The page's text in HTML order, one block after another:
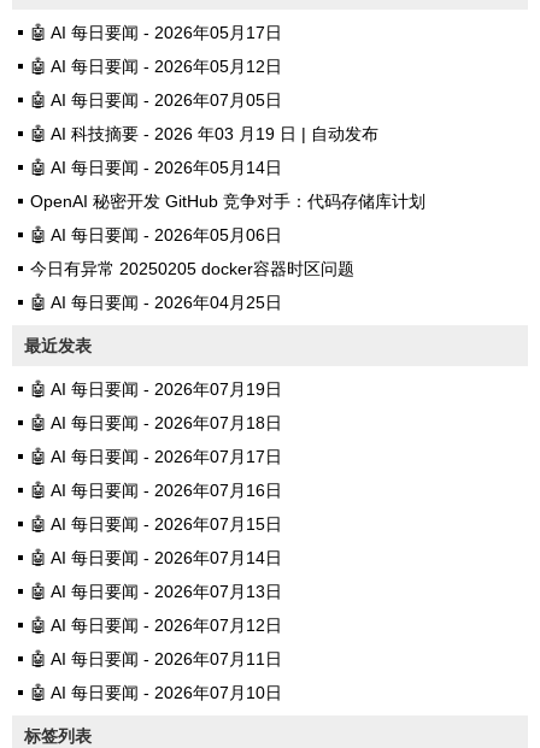
🤖 AI 每日要闻 - 2026年05月17日
🤖 AI 每日要闻 - 2026年05月12日
🤖 AI 每日要闻 - 2026年07月05日
🤖 AI 科技摘要 - 2026 年03 月19 日 | 自动发布
🤖 AI 每日要闻 - 2026年05月14日
OpenAI 秘密开发 GitHub 竞争对手：代码存储库计划
🤖 AI 每日要闻 - 2026年05月06日
今日有异常 20250205 docker容器时区问题
🤖 AI 每日要闻 - 2026年04月25日
最近发表
🤖 AI 每日要闻 - 2026年07月19日
🤖 AI 每日要闻 - 2026年07月18日
🤖 AI 每日要闻 - 2026年07月17日
🤖 AI 每日要闻 - 2026年07月16日
🤖 AI 每日要闻 - 2026年07月15日
🤖 AI 每日要闻 - 2026年07月14日
🤖 AI 每日要闻 - 2026年07月13日
🤖 AI 每日要闻 - 2026年07月12日
🤖 AI 每日要闻 - 2026年07月11日
🤖 AI 每日要闻 - 2026年07月10日
标签列表